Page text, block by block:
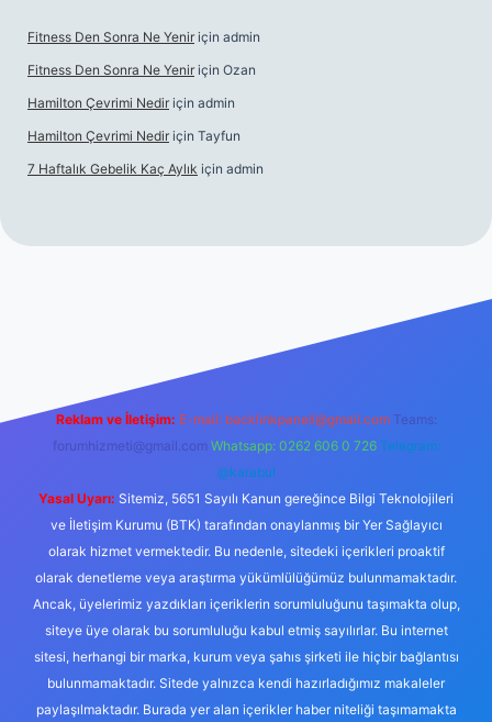
Fitness Den Sonra Ne Yenir için admin
Fitness Den Sonra Ne Yenir için Ozan
Hamilton Çevrimi Nedir için admin
Hamilton Çevrimi Nedir için Tayfun
7 Haftalık Gebelik Kaç Aylık için admin
Reklam ve İletişim: E-mail: backlinkpaneli@gmail.com Teams:
forumhizmeti@gmail.com Whatsapp: 0262 606 0 726 Telegram:
@karabul
Yasal Uyarı: Sitemiz, 5651 Sayılı Kanun gereğince Bilgi Teknolojileri
ve İletişim Kurumu (BTK) tarafından onaylanmış bir Yer Sağlayıcı
olarak hizmet vermektedir. Bu nedenle, sitedeki içerikleri proaktif
olarak denetleme veya araştırma yükümlülüğümüz bulunmamaktadır.
Ancak, üyelerimiz yazdıkları içeriklerin sorumluluğunu taşımakta olup,
siteye üye olarak bu sorumluluğu kabul etmiş sayılırlar. Bu internet
sitesi, herhangi bir marka, kurum veya şahıs şirketi ile hiçbir bağlantısı
bulunmamaktadır. Sitede yalnızca kendi hazırladığımız makaleler
paylaşılmaktadır. Burada yer alan içerikler haber niteliği taşımamakta